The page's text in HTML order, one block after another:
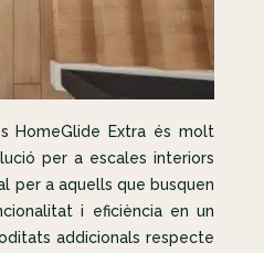
HomeGlide Extra és molt
per a escales interiors
per a aquells que busquen
i eficiència en un
addicionals respecte